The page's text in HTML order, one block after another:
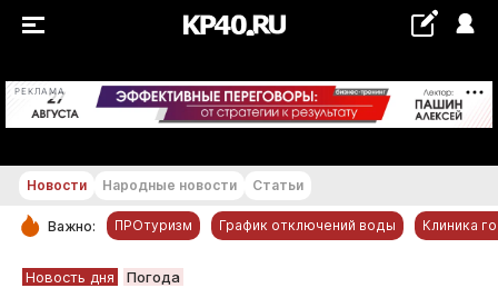
РЕКЛАМА +22...+23 °С
РУБРИКИ
Новости Народные новости Статьи
Важно: ПРОтуризм График отключений воды Клиника
Новость дня Погода